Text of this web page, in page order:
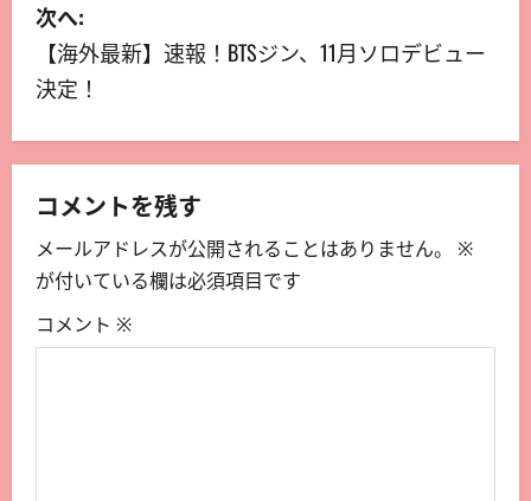
次へ:
【海外最新】速報！BTSジン、11月ソロデビュー
決定！
コメントを残す
メールアドレスが公開されることはありません。
※
が付いている欄は必須項目です
コメント ※